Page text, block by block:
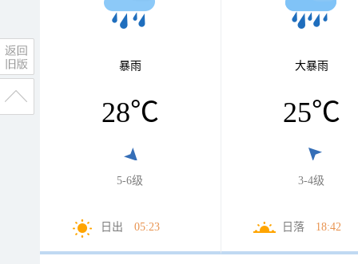
暴雨
28℃
5-6级
日出 05:23
大暴雨
25℃
3-4级
日落 18:42